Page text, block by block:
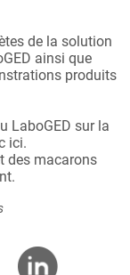
de la solution
ainsi que
produits
LaboGED sur la
ici.
des macarons